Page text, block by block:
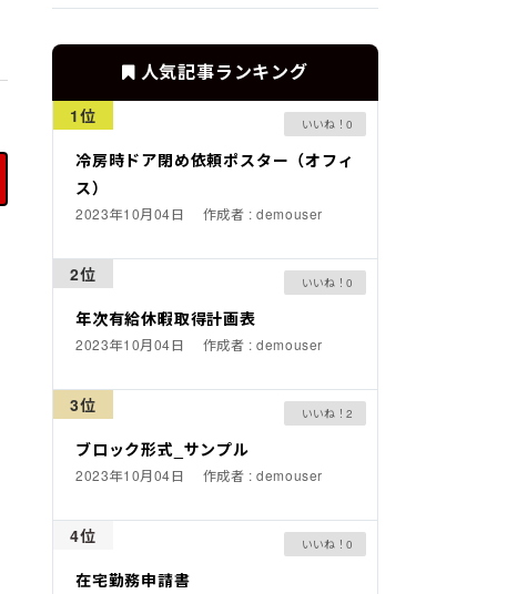
人気記事ランキング
0
1位
冷房時ドア閉め依頼ポスター（オフィ
ス）
2023年10月04日 作成者 : demouser
0
2位
年次有給休暇取得計画表
2023年10月04日 作成者 : demouser
2
3位
ブロック形式_サンプル
2023年10月04日 作成者 : demouser
0
4位
在宅勤務申請書